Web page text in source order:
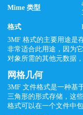
Mime 类型
格式
3MF 格式的主要用途是
非常适合此用途，因为
对象所需的其他元数据
网格几何
3MF 文件格式是一种基
三角形的形式存储，这
格式可以在一个文件中